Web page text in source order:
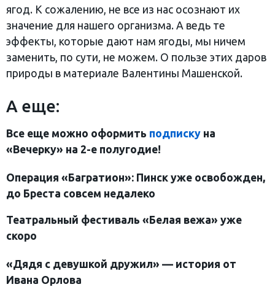
ягод. К сожалению, не все из нас осознают их
значение для нашего организма. А ведь те
эффекты, которые дают нам ягоды, мы ничем
заменить, по сути, не можем. О пользе этих даров
природы в материале Валентины Машенской.
А еще:
Все еще можно оформить подписку на
«Вечерку» на 2-е полугодие!
Операция «Багратион»: Пинск уже освобожден,
до Бреста совсем недалеко
Театральный фестиваль «Белая вежа» уже
скоро
«Дядя с девушкой дружил» — история от
Ивана Орлова